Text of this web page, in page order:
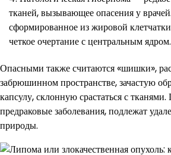
тканей, вызывающее опасения у
сформированное из жировой
четкое очертание с центральным ядром.
Опасными также считаются «шишки»,
забрюшинном пространстве, зачастую
капсулу, склонную срастаться с
предраковые заболевания, подлежат
природы.